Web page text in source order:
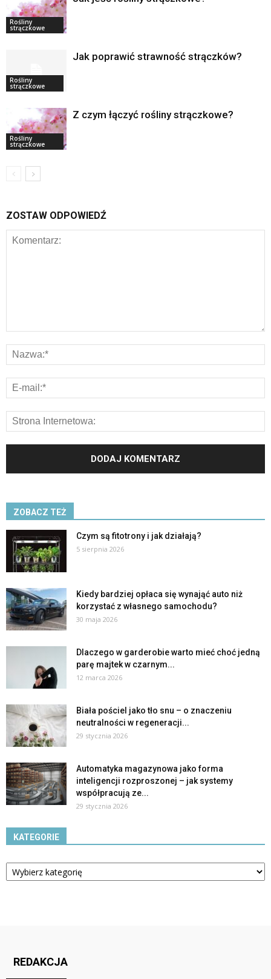
Rośliny
strączkowe
Rośliny
strączkowe
Jak poprawić strawność strączków?
Rośliny
strączkowe
Z czym łączyć rośliny strączkowe?
ZOSTAW ODPOWIEDŹ
ZOBACZ TEŻ
Czym są fitotrony i jak działają?
5 sierpnia 2026
Kiedy bardziej opłaca się wynająć auto niż
korzystać z własnego samochodu?
30 maja 2026
Dlaczego w garderobie warto mieć choć jedną
parę majtek w czarnym...
12 marca 2026
Biała pościel jako tło snu – o znaczeniu
neutralności w regeneracji...
29 stycznia 2026
Automatyka magazynowa jako forma
inteligencji rozproszonej – jak systemy
współpracują ze...
29 stycznia 2026
KATEGORIE
Kategorie
REDAKCJA